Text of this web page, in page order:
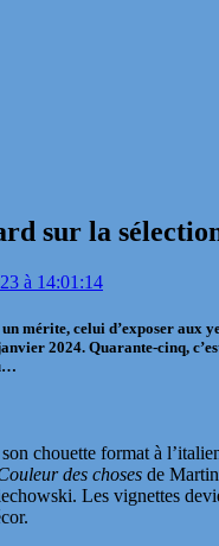
sur la
à 14:01:14
mérite, celui d’exposer aux
2024. Quarante-cinq,
chouette format à
des choses de
Les vignettes